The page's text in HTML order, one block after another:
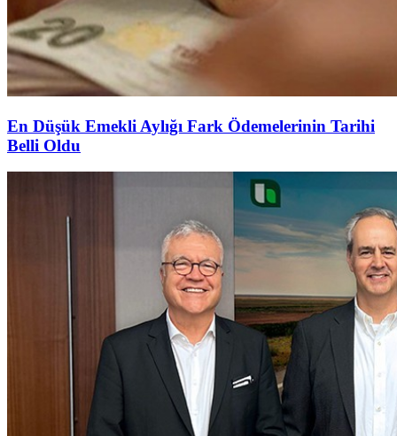
En Düşük Emekli Aylığı Fark Ödemelerinin Tarihi
Belli Oldu